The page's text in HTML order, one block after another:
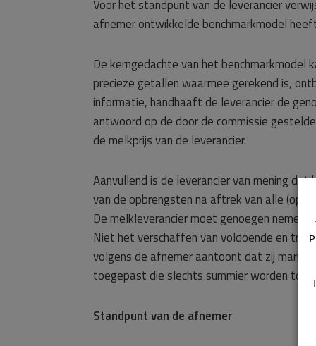
Voor het standpunt van de leverancier
afnemer ontwikkelde benchmarkmodel
De kerngedachte van het benchmarkmodel
precieze getallen waarmee gerekend is,
informatie, handhaaft de leverancier de
antwoord op de door de commissie
de melkprijs van de leverancier.
Aanvullend is de leverancier van mening
van de opbrengsten na aftrek van alle
De melkleverancier moet genoegen
Niet het verschaffen van voldoende en
volgens de afnemer aantoont dat zij
toegepast die slechts summier worden
Standpunt van de afnemer